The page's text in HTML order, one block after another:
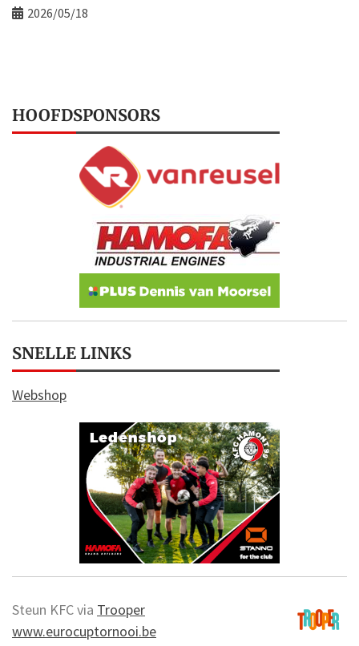
2026/05/18
HOOFDSPONSORS
SNELLE LINKS
Webshop
Steun KFC via Trooper
www.eurocuptornooi.be